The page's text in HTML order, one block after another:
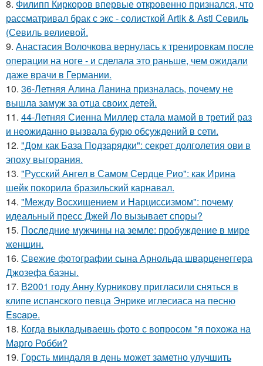
8. Филипп Киркоров впервые откровенно признался, что
рассматривал брак с экс - солисткой Artik & Asti Севиль
(Севиль велиевой.
9. Анастасия Волочкова вернулась к тренировкам после
операции на ноге - и сделала это раньше, чем ожидали
даже врачи в Германии.
10. 36-Летняя Алина Ланина призналась, почему не
вышла замуж за отца своих детей.
11. 44-Летняя Сиенна Миллер стала мамой в третий раз
и неожиданно вызвала бурю обсуждений в сети.
12. "Дом как База Подзарядки": секрет долголетия ови в
эпоху выгорания.
13. "Русский Ангел в Самом Сердце Рио": как Ирина
шейк покорила бразильский карнавал.
14. "Между Восхищением и Нарциссизмом": почему
идеальный пресс Джей Ло вызывает споры?
15. Последние мужчины на земле: пробуждение в мире
женщин.
16. Свежие фотографии сына Арнольда шварценеггера
Джозефа баэны.
17. В2001 году Анну Курникову пригласили сняться в
клипе испанского певца Энрике иглесиаса на песню
Escape.
18. Когда выкладываешь фото с вопросом "я похожа на
Марго Робби?
19. Горсть миндаля в день может заметно улучшить